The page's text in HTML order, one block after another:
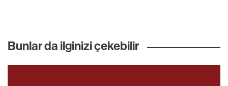
Bunlar da ilginizi çekebilir